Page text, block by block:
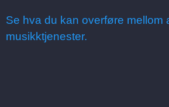
Se hva du kan overføre mellom
musikktjenester.